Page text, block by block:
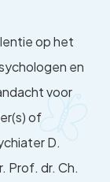
op het
en
voor
of
D.
Prof. dr. Ch.